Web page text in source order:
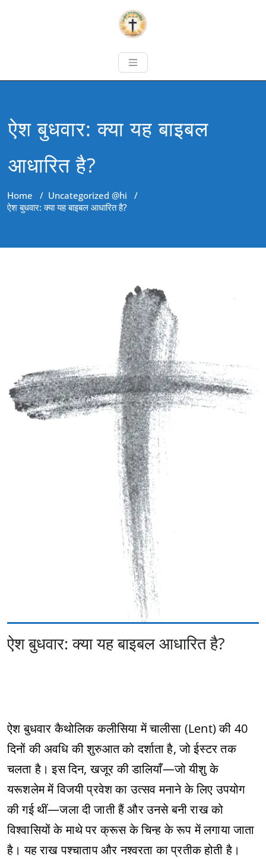
ऐश बुधवार: क्या यह बाइबल
आधारित है?
Home / Uncategorized @hi /
ऐश बुधवार: क्या यह बाइबल आधारित है?
ऐश बुधवार: क्या यह बाइबल आधारित है?
ऐश बुधवार कैथोलिक कलीसिया में चालीसा (Lent) की 40
दिनों की अवधि की शुरुआत को दर्शाता है, जो ईस्टर तक
चलता है। इस दिन, खजूर की डालियाँ—जो यीशु के
यरूशलेम में विजयी प्रवेश का उत्सव मनाने के लिए उपयोग
की गई थीं—जला दी जाती हैं और उनसे बनी राख को
विश्वासियों के माथे पर क्रूस के चिन्ह के रूप में लगाया जाता
है। यह राख पश्चाताप और नश्वरता का प्रतीक होती है।